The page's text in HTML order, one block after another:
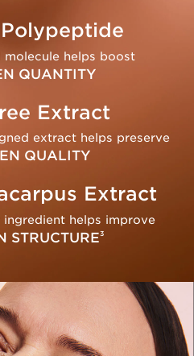
molecule helps boost
QUANTITY
Extract
extract helps preserve
QUALITY
Extract
ingredient helps improve
STRUCTURE3